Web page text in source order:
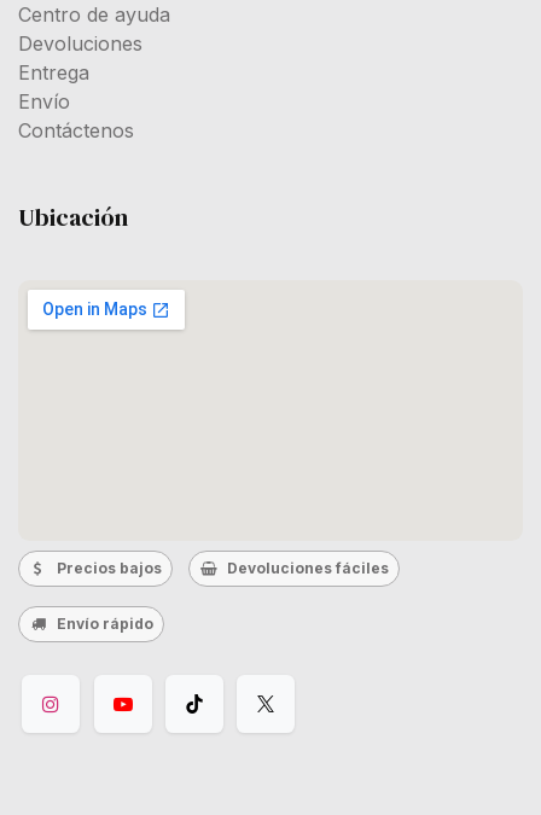
Centro de ayuda
Devoluciones
Entrega
Envío
Contáctenos
Ubicación
Precios bajos Devoluciones fáciles
Envío rápido